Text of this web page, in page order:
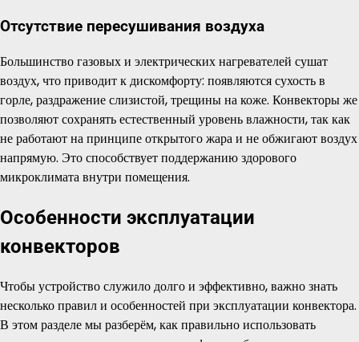
Отсутствие пересушивания воздуха
Большинство газовых и электрических нагревателей сушат
воздух, что приводит к дискомфорту: появляются сухость в
горле, раздражение слизистой, трещины на коже. Конвекторы же
позволяют сохранять естественный уровень влажности, так как
не работают на принципе открытого жара и не обжигают воздух
напрямую. Это способствует поддержанию здорового
микроклимата внутри помещения.
Особенности эксплуатации
конвекторов
Чтобы устройство служило долго и эффективно, важно знать
несколько правил и особенностей при эксплуатации конвектора.
В этом разделе мы разберём, как правильно использовать